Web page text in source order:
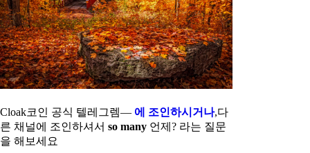
Cloak코인 공식 텔레그렘— 에 조인하시거나,다
른 채널에 조인하셔서 so many 언제? 라는 질문
을 해보세요